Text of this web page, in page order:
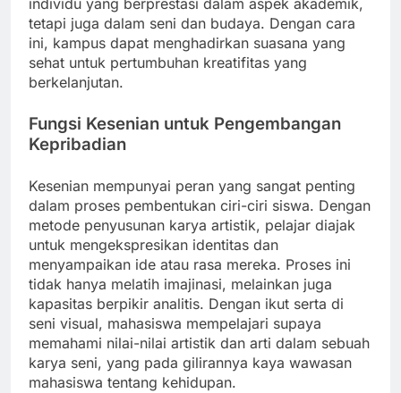
individu yang berprestasi dalam aspek akademik,
tetapi juga dalam seni dan budaya. Dengan cara
ini, kampus dapat menghadirkan suasana yang
sehat untuk pertumbuhan kreatifitas yang
berkelanjutan.
Fungsi Kesenian untuk Pengembangan
Kepribadian
Kesenian mempunyai peran yang sangat penting
dalam proses pembentukan ciri-ciri siswa. Dengan
metode penyusunan karya artistik, pelajar diajak
untuk mengekspresikan identitas dan
menyampaikan ide atau rasa mereka. Proses ini
tidak hanya melatih imajinasi, melainkan juga
kapasitas berpikir analitis. Dengan ikut serta di
seni visual, mahasiswa mempelajari supaya
memahami nilai-nilai artistik dan arti dalam sebuah
karya seni, yang pada gilirannya kaya wawasan
mahasiswa tentang kehidupan.